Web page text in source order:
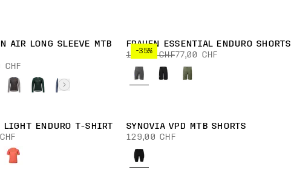
AIR LONG SLEEVE MTB
CHF
-35%
FRAUEN ESSENTIAL ENDURO SHORTS
119,00 CHF77,00 CHF
LIGHT ENDURO T-SHIRT
SYNOVIA VPD MTB SHORTS
129,00 CHF